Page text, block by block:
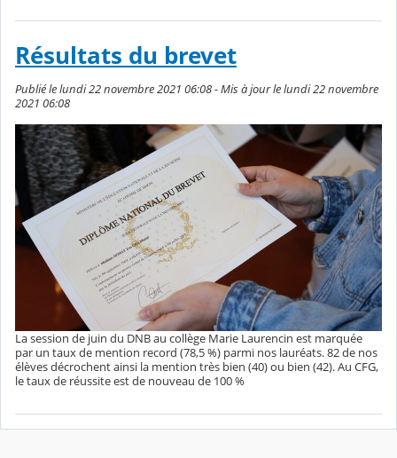
Résultats du brevet
Publié le lundi 22 novembre 2021 06:08 - Mis à jour le lundi 22 novembre
2021 06:08
La session de juin du DNB au collège Marie Laurencin est marquée
par un taux de mention record (78,5 %) parmi nos lauréats. 82 de nos
élèves décrochent ainsi la mention très bien (40) ou bien (42). Au CFG,
le taux de réussite est de nouveau de 100 %